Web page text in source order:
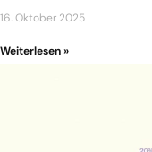
16. Oktober 2025
Weiterlesen »